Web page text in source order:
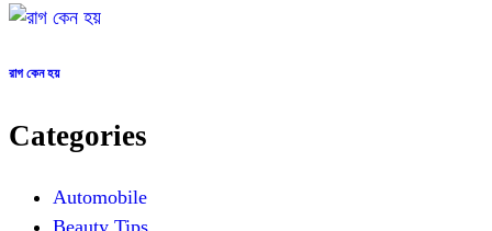
রাগ কেন হয়
Categories
Automobile
Beauty Tips